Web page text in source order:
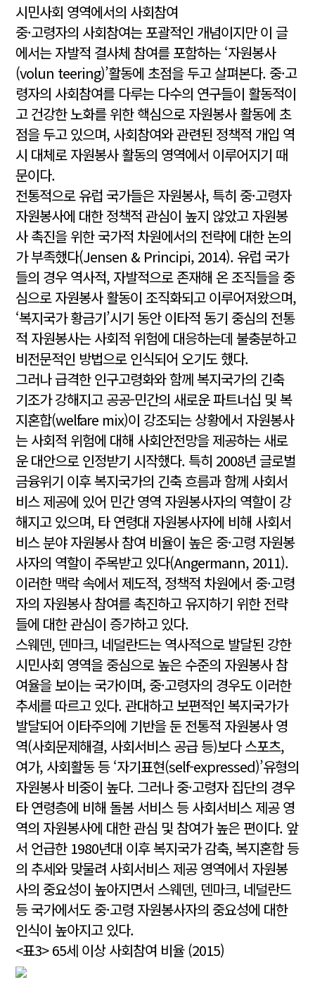
시민사회 영역에서의 사회참여
중·고령자의 사회참여는 포괄적인 개념이지만 이 글
에서는 자발적 결사체 참여를 포함하는 ‘자원봉사
(volun teering)’활동에 초점을 두고 살펴본다. 중·고
령자의 사회참여를 다루는 다수의 연구들이 활동적이
고 건강한 노화를 위한 핵심으로 자원봉사 활동에 초
점을 두고 있으며, 사회참여와 관련된 정책적 개입 역
시 대체로 자원봉사 활동의 영역에서 이루어지기 때
문이다.
전통적으로 유럽 국가들은 자원봉사, 특히 중·고령자
자원봉사에 대한 정책적 관심이 높지 않았고 자원봉
사 촉진을 위한 국가적 차원에서의 전략에 대한 논의
가 부족했다(Jensen & Principi, 2014). 유럽 국가
들의 경우 역사적, 자발적으로 존재해 온 조직들을 중
심으로 자원봉사 활동이 조직화되고 이루어져왔으며,
‘복지국가 황금기’시기 동안 이타적 동기 중심의 전통
적 자원봉사는 사회적 위험에 대응하는데 불충분하고
비전문적인 방법으로 인식되어 오기도 했다.
그러나 급격한 인구고령화와 함께 복지국가의 긴축
기조가 강해지고 공공-민간의 새로운 파트너십 및 복
지혼합(welfare mix)이 강조되는 상황에서 자원봉사
는 사회적 위험에 대해 사회안전망을 제공하는 새로
운 대안으로 인정받기 시작했다. 특히 2008년 글로벌
금융위기 이후 복지국가의 긴축 흐름과 함께 사회서
비스 제공에 있어 민간 영역 자원봉사자의 역할이 강
해지고 있으며, 타 연령대 자원봉사자에 비해 사회서
비스 분야 자원봉사 참여 비율이 높은 중·고령 자원봉
사자의 역할이 주목받고 있다(Angermann, 2011).
이러한 맥락 속에서 제도적, 정책적 차원에서 중·고령
자의 자원봉사 참여를 촉진하고 유지하기 위한 전략
들에 대한 관심이 증가하고 있다.
스웨덴, 덴마크, 네덜란드는 역사적으로 발달된 강한
시민사회 영역을 중심으로 높은 수준의 자원봉사 참
여율을 보이는 국가이며, 중·고령자의 경우도 이러한
추세를 따르고 있다. 관대하고 보편적인 복지국가가
발달되어 이타주의에 기반을 둔 전통적 자원봉사 영
역(사회문제해결, 사회서비스 공급 등)보다 스포츠,
여가, 사회활동 등 ‘자기표현(self-expressed)’유형의
자원봉사 비중이 높다. 그러나 중·고령자 집단의 경우
타 연령층에 비해 돌봄 서비스 등 사회서비스 제공 영
역의 자원봉사에 대한 관심 및 참여가 높은 편이다. 앞
서 언급한 1980년대 이후 복지국가 감축, 복지혼합 등
의 추세와 맞물려 사회서비스 제공 영역에서 자원봉
사의 중요성이 높아지면서 스웨덴, 덴마크, 네덜란드
등 국가에서도 중·고령 자원봉사자의 중요성에 대한
인식이 높아지고 있다.
<표3> 65세 이상 사회참여 비율 (2015)